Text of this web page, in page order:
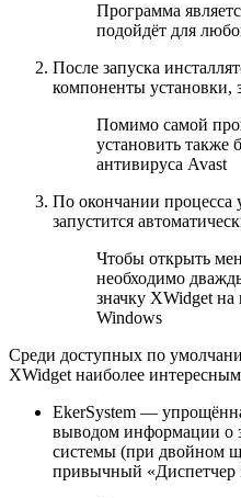
Программа
подойдёт для
После запуска
компоненты установки,
Помимо самой
установить также
антивируса Avast
По окончании процесса
запустится
Чтобы открыть
необходимо
значку XWidget на
Windows
Среди доступных по
XWidget наиболее
EkerSystem —
выводом информации о
системы (при двойном
привычный «Диспетчер